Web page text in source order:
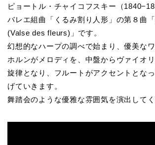
ピョートル・チャイコフスキー（
バレエ組曲「くるみ割り人形」の第８曲
(Valse des fleurs)」です。
幻想的なハープの調べで始まり、優美な
ホルンがメロディを、中盤からヴァイオ
旋律となり、フルートがアクセントとな
げていきます。
舞踏会のような優雅な雰囲気を演出してく